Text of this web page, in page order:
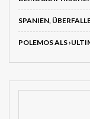
SPANIEN,
POLEMOS ALS